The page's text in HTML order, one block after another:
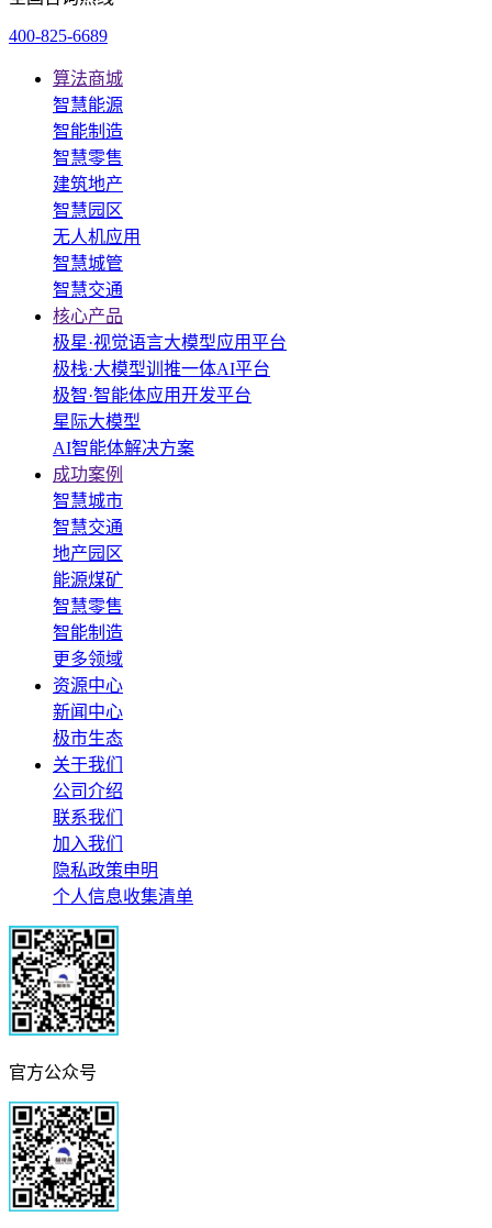
400-825-6689
算法商城
智慧能源
智能制造
智慧零售
建筑地产
智慧园区
无人机应用
智慧城管
智慧交通
核心产品
极星·视觉语言大模型应用平台
极栈·大模型训推一体AI平台
极智·智能体应用开发平台
星际大模型
AI智能体解决方案
成功案例
智慧城市
智慧交通
地产园区
能源煤矿
智慧零售
智能制造
更多领域
资源中心
新闻中心
极市生态
关于我们
公司介绍
联系我们
加入我们
隐私政策申明
个人信息收集清单
官方公众号